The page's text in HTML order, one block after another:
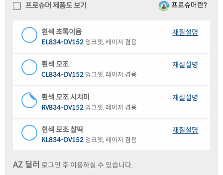
프로슈머 제품도 보기 프로슈머란?
흰색 초록이음
EL834-DV152 잉크젯, 레이저 겸용
재질설명
흰색 모조
CL834-DV152 잉크젯, 레이저 겸용
재질설명
흰색 모조 시치미
RV834-DV152 잉크젯, 레이저 겸용
재질설명
흰색 모조 찰딱
KL834-DV152 잉크젯, 레이저 겸용
재질설명
하늘색 모조
AZ 딜러 로그인 후 이용하실 수 있습니다.